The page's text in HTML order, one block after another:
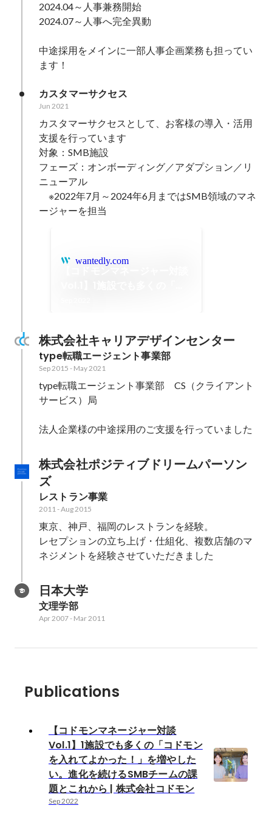
2024.04～人事兼務開始
2024.07～人事へ完全異動
中途採用をメインに一部人事企画業務も担ってい
ます！
カスタマーサクセス
Jun 2021
カスタマーサクセスとして、お客様の導入・活用
支援を行っています
対象：SMB施設
フェーズ：オンボーディング／アダプション／リ
ニューアル
※2022年7月～2024年6月まではSMB領域のマネ
ージャーを担当
wantedly.com
| 株式会社コドモン
株式会社キャリアデザインセンター
type転職エージェント事業部
Sep 2015 - May 2021
type転職エージェント事業部　CS（クライアント
サービス）局
法人企業様の中途採用のご支援を行っていました
株式会社ポジティブドリームパーソン
ズ
レストラン事業
2011-Aug 2015
東京、神戸、福岡のレストランを経験。
レセプションの立ち上げ・仕組化、複数店舗のマ
ネジメントを経験させていただきました
日本大学
文理学部
Apr 2007- Mar 2011
Publications
【コドモンマネージャー対談
Vol.1】1施設でも多くの「コドモン
を入れてよかった！」を増やした
い。進化を続けるSMBチームの課
題とこれから | 株式会社コドモン
Sep 2022